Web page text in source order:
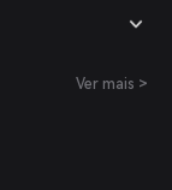
Ver mais >